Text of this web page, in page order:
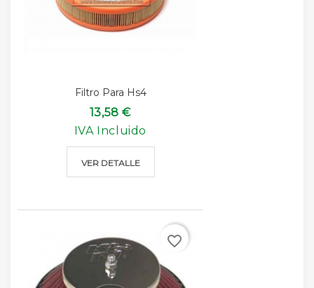
Filtro Para Hs4
13,58 €
IVA Incluido
VER DETALLE
favorite_border